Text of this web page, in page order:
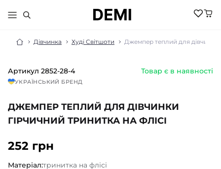
Дівчинка Худі Світшоти Джемпер теплий для дівчинки
Артикул 2852-28-4 Товар є в наявності
УКРАЇНСЬКИЙ БРЕНД
ДЖЕМПЕР ТЕПЛИЙ ДЛЯ ДІВЧИНКИ
ГІРЧИЧНИЙ ТРИНИТКА НА ФЛІСІ
252 грн
Матеріал:тринитка на флісі
МАЛЮКАМ
НОВИНКИ
РОЗПРОДАЖ
АКСЕСУАРИ
БІЛИЗНА ПІЖАМИ
НОВИНКИ
БІЛИЗНА
РОЗПРОДАЖ
БІЛИЗНА
ЖІНКИ